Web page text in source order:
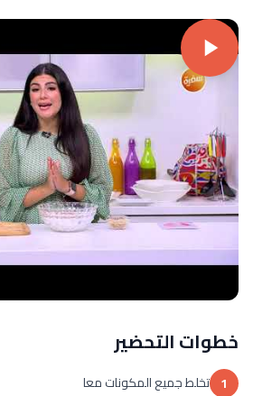
خطوات التحضير
1 تخلط جميع المكونات معا